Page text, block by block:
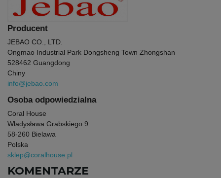
Producent
JEBAO CO., LTD.
Ongmao Industrial Park Dongsheng Town Zhongshan
528462 Guangdong
Chiny
info@jebao.com
Osoba odpowiedzialna
Coral House
Władysława Grabskiego 9
58-260 Bielawa
Polska
sklep@coralhouse.pl
KOMENTARZE